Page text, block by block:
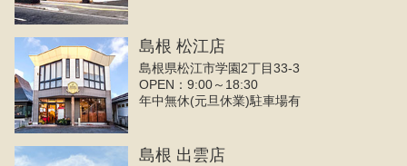
島根 松江店
島根県松江市学園2丁目33-3
OPEN：9:00～18:30
年中無休(元旦休業)駐車場有
島根 出雲店